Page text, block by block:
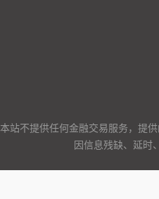
本站不提供任何金融交易服务，提
因信息残缺、延时